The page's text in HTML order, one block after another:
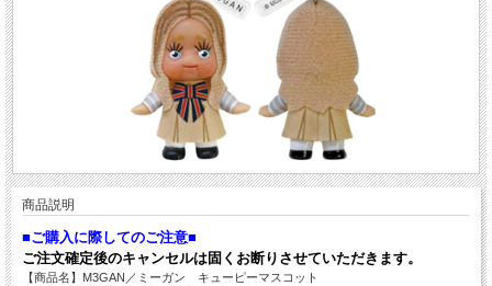
商品説明
■ご購入に際してのご注意■
ご注文確定後のキャンセルは固くお断りさせていただきます。
【商品名】M3GAN／ミーガン キューピーマスコット